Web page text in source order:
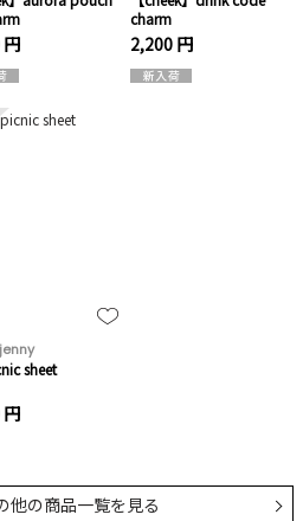
charm
2,200 円
sheet
他の商品一覧を見る